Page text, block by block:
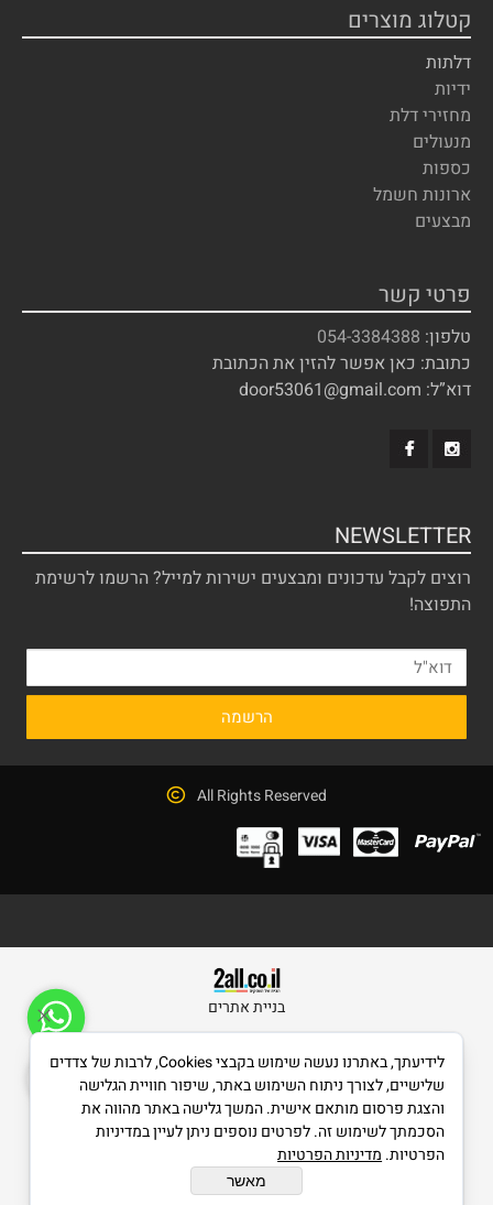
קטלוג מוצרים
דלתות
ידיות
מחזירי דלת
מנעולים
כספות
ארונות חשמל
מבצעים
פרטי קשר
טלפון: 054-3384388
כתובת: כאן אפשר להזין את הכתובת
דוא”ל: door53061@gmail.com
NEWSLETTER
רוצים לקבל עדכונים ומבצעים ישירות למייל? הרשמו לרשימת
התפוצה!
All Rights Reserved
בניית אתרים
לידיעתך, באתרנו נעשה שימוש בקבצי Cookies, לרבות של צדדים
שלישיים, לצורך ניתוח השימוש באתר, שיפור חוויית הגלישה
והצגת פרסום מותאם אישית. המשך גלישה באתר מהווה את
הסכמתך לשימוש זה. לפרטים נוספים ניתן לעיין במדיניות
הפרטיות. מדיניות הפרטיות
מאשר